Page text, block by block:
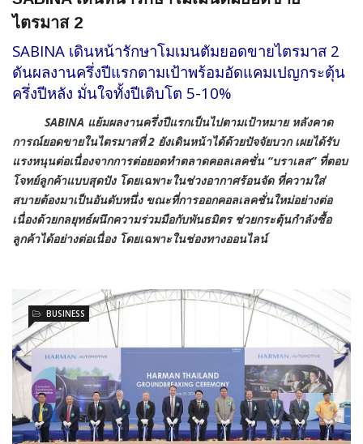
ไตรมาส 2
SABINA เดินหน้ารักษาโมเมนตัมยอดขายไตรมาส 2
ดันผลงานครึ่งปีแรกตามเป้าพร้อมอัดแคมเปญกระตุ้น
ครึ่งปีหลัง มั่นใจทั้งปีเติบโต 5-10%
SABINA แย้มผลงานครึ่งปีแรกเป็นไปตามเป้าหมาย หลังคาด
การณ์ยอดขายในไตรมาสที่ 2 ยังเดินหน้าได้ด้วยปัจจัยบวก เผยได้รับ
แรงหนุนต่อเนื่องจากการต่อยอดทำตลาดคอลเลคชั่น “บราเลส” ที่ตอบ
โจทย์ลูกค้าแบบสุดปังโดยเฉพาะในช่วงอากาศร้อนจัดที่ความใส่
สบายต้องมาเป็นอันดับหนึ่ง ขณะที่การออกคอลเลคชั่นใหม่อย่างต่อ
เนื่องด้วยกลยุทธ์ผนึกความร่วมมือกับพันธมิตร ช่วยกระตุ้นกำลังซื้อ
ลูกค้าได้อย่างต่อเนื่อง โดยเฉพาะในช่องทางออนไลน์
BUSINESS